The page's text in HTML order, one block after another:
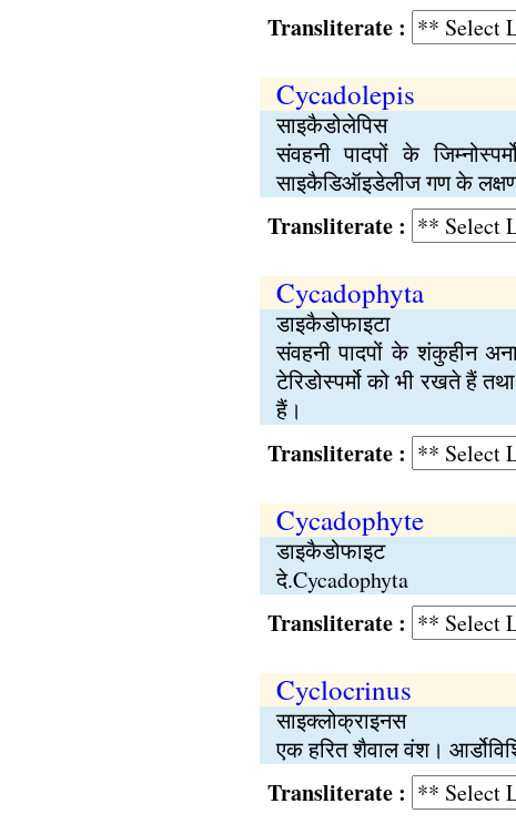
Transliterate :
Cycadolepis
साइकैडोलेपिस
संवहनी पादपों के
साइकैडिऑइडेलीज गण के
Transliterate :
Cycadophyta
डाइकैडोफाइटा
संवहनी पादपों के शंकुहीन
टेरिडोस्पर्मो को भी रखते हैं
हैं।
Transliterate :
Cycadophyte
डाइकैडोफाइट
दे.Cycadophyta
Transliterate :
Cyclocrinus
साइक्लोक्राइनस
एक हरित शैवाल वंश।
Transliterate :